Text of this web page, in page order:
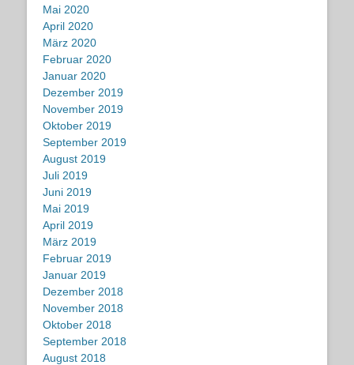
Mai 2020
April 2020
März 2020
Februar 2020
Januar 2020
Dezember 2019
November 2019
Oktober 2019
September 2019
August 2019
Juli 2019
Juni 2019
Mai 2019
April 2019
März 2019
Februar 2019
Januar 2019
Dezember 2018
November 2018
Oktober 2018
September 2018
August 2018